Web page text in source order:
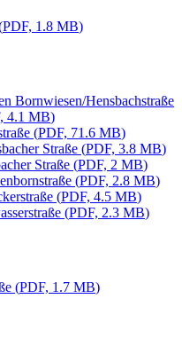
PDF, 1.8 MB)
Bornwiesen/Hensbachstraße
4.1 MB)
(PDF, 71.6 MB)
Straße (PDF, 3.8 MB)
Straße (PDF, 2 MB)
(PDF, 2.8 MB)
(PDF, 4.5 MB)
(PDF, 2.3 MB)
(PDF, 1.7 MB)